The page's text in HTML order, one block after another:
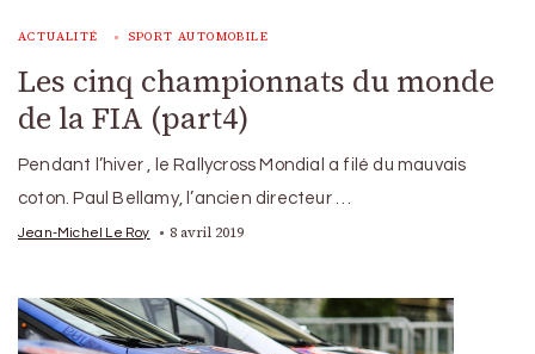
ACTUALITÉ SPORT AUTOMOBILE
Les cinq championnats du monde
de la FIA (part4)
Pendant l’hiver , le Rallycross Mondial a filé du mauvais
coton. Paul Bellamy, l’ancien directeur …
Jean-Michel Le Roy 8 avril 2019